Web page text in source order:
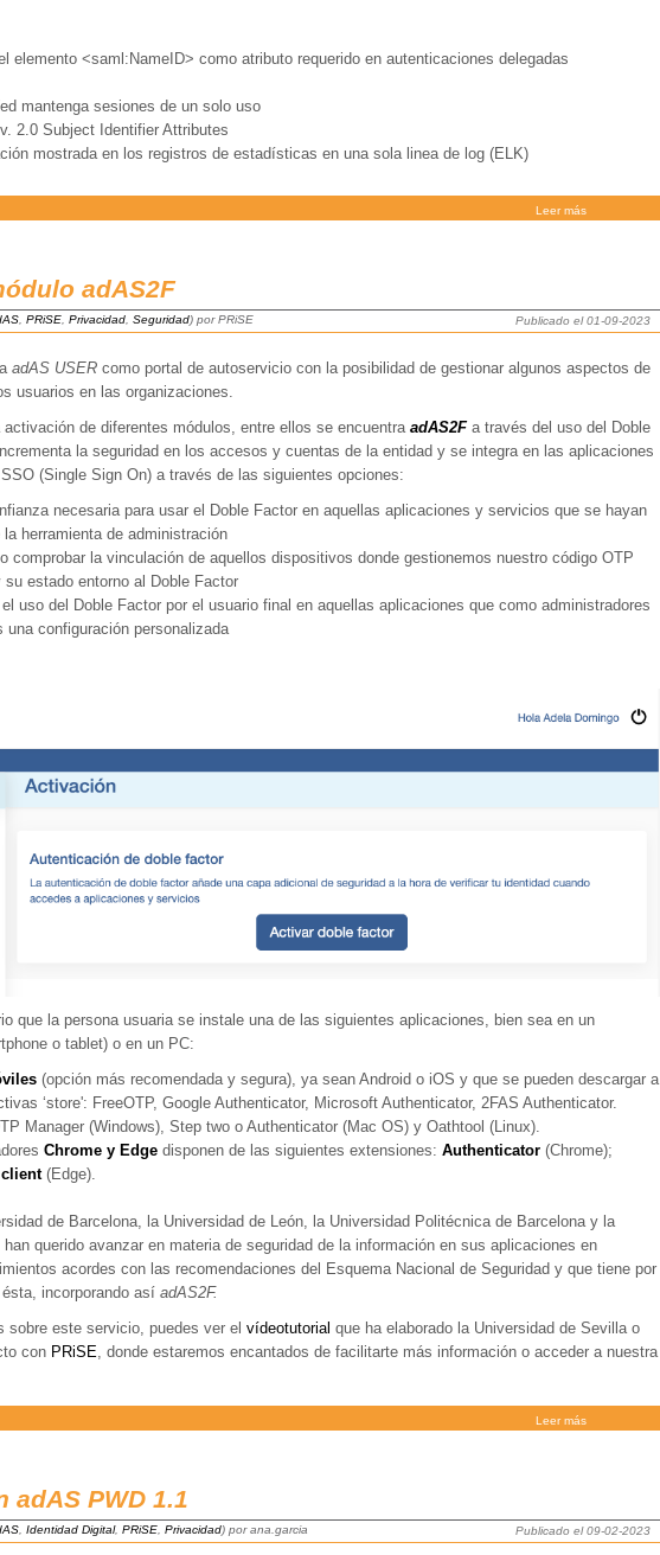
elemento <saml:NameID> como atributo requerido en autenticaciones delegadas
mantenga sesiones de un solo uso
2.0 Subject Identifier Attributes
mostrada en los registros de estadísticas en una sola linea de log (ELK)
Leer más
adAS2F
PRiSE Privacidad Seguridad) por PRiSE Publicado el 01-09-2023
adAS USER como portal de autoservicio con la posibilidad de gestionar algunos aspectos de
usuarios en las organizaciones.
activación de diferentes módulos, entre ellos se encuentra adAS2Fa través del uso del Doble
la seguridad en los accesos y cuentas de la entidad y se integra en las aplicaciones
(Single Sign On) a través de las siguientes opciones:
necesaria para usar el Doble Factor en aquellas aplicaciones y servicios que se hayan
herramienta de administración
comprobar la vinculación de aquellos dispositivos donde gestionemos nuestro código OTP
estado entorno al Doble Factor
uso del Doble Factor por el usuario final en aquellas aplicaciones que como administradores
una configuración personalizada
que la persona usuaria se instale una de las siguientes aplicaciones, bien sea en un
o tablet) o en un PC:
(opción más recomendada y segura), ya sean Android o iOS y que se pueden descargar a
‘store': FreeOTP, Google Authenticator, Microsoft Authenticator, 2FAS Authenticator.
Manager (Windows), Step two o Authenticator (Mac OS) y Oathtool (Linux).
Chrome y Edge disponen de las siguientes extensiones: Authenticator (Chrome);
client(Edge).
de Barcelona, la Universidad de León, la Universidad Politécnica de Barcelona y la
querido avanzar en materia de seguridad de la información en sus aplicaciones en
acordes con las recomendaciones del Esquema Nacional de Seguridad y que tiene por
incorporando así adAS2F.
sobre este servicio, puedes ver el vídeotutorial que ha elaborado la Universidad de Sevilla o
con PRiSE, donde estaremos encantados de facilitarte más información o acceder a nuestra
Leer más
adAS PWD 1.1
, Identidad Digital, PRiSE, Privacidad) por ana.garcia Publicado el 09-02-2023